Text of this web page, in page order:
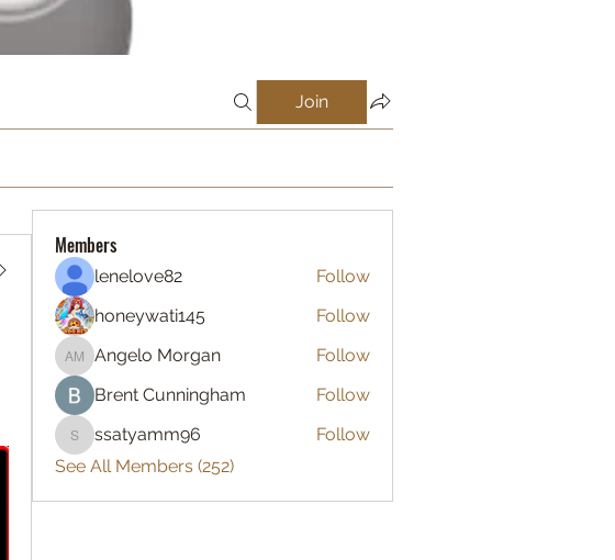
Join
Members
lenelove82
Follow
honeywati145
Follow
Angelo Morgan
Angelo Morgan
Follow
Brent Cunningham
Follow
ssatyamm96
ssatyamm96
Follow
See All Members (252)